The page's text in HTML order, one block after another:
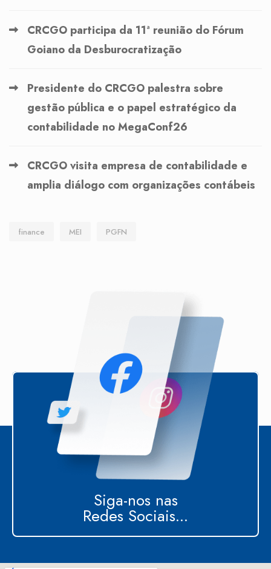
CRCGO participa da 11ª reunião do Fórum
Goiano da Desburocratização
Presidente do CRCGO palestra sobre
gestão pública e o papel estratégico da
contabilidade no MegaConf26
CRCGO visita empresa de contabilidade e
amplia diálogo com organizações contábeis
finance MEI PGFN
Siga-nos nas
Redes Sociais...